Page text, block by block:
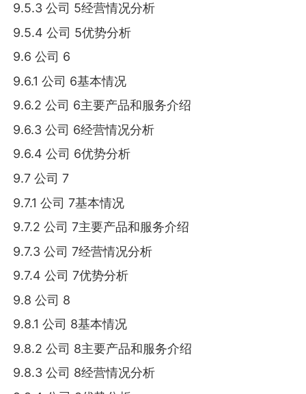
9.5.3 公司 5经营情况分析
9.5.4 公司 5优势分析
9.6 公司 6
9.6.1 公司 6基本情况
9.6.2 公司 6主要产品和服务介绍
9.6.3 公司 6经营情况分析
9.6.4 公司 6优势分析
9.7 公司 7
9.7.1 公司 7基本情况
9.7.2 公司 7主要产品和服务介绍
9.7.3 公司 7经营情况分析
9.7.4 公司 7优势分析
9.8 公司 8
9.8.1 公司 8基本情况
9.8.2 公司 8主要产品和服务介绍
9.8.3 公司 8经营情况分析